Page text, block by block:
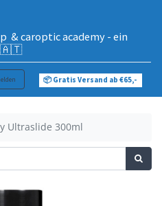
& caroptic academy - ein
📦 Gratis Versand ab €65,-
Ultraslide 300ml